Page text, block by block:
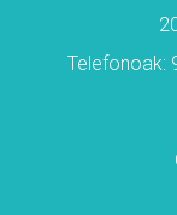
Telefonoak: